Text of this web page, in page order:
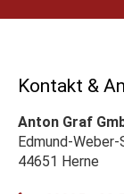
Kontakt &
Anton Graf
Edmund-
44651 Herne